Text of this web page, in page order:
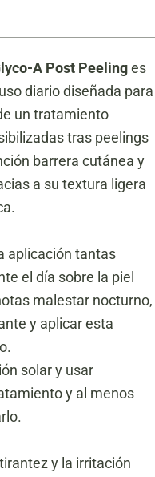
A Post Peelinges
diario diseñada para
un tratamiento
tras peelings
barrera cutánea y
a su textura ligera
aplicación tantas
el día sobre la piel
malestar nocturno,
y aplicar esta
solar y usar
y al menos
y la irritación